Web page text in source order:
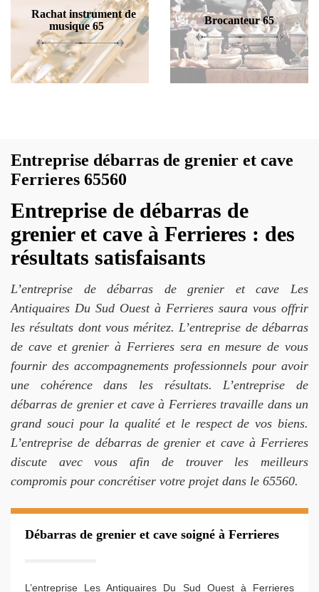
Rachat instrument de
musique 65
Brocanteur 65
Entreprise débarras de grenier et cave
Ferrieres 65560
Entreprise de débarras de
grenier et cave à Ferrieres : des
résultats satisfaisants
L’entreprise de débarras de grenier et cave Les
Antiquaires Du Sud Ouest à Ferrieres saura vous offrir
les résultats dont vous méritez. L’entreprise de débarras
de cave et grenier à Ferrieres sera en mesure de vous
fournir des accompagnements professionnels pour avoir
une cohérence dans les résultats. L’entreprise de
débarras de grenier et cave à Ferrieres travaille dans un
grand souci pour la qualité et le respect de vos biens.
L’entreprise de débarras de grenier et cave à Ferrieres
discute avec vous afin de trouver les meilleurs
compromis pour concrétiser votre projet dans le 65560.
Débarras de grenier et cave soigné à Ferrieres
L’entreprise Les Antiquaires Du Sud Ouest à Ferrieres